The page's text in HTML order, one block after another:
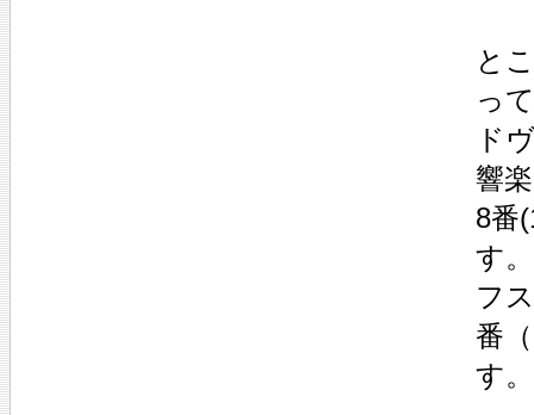
と
っ
ド
響
8番
す
フ
番
す。